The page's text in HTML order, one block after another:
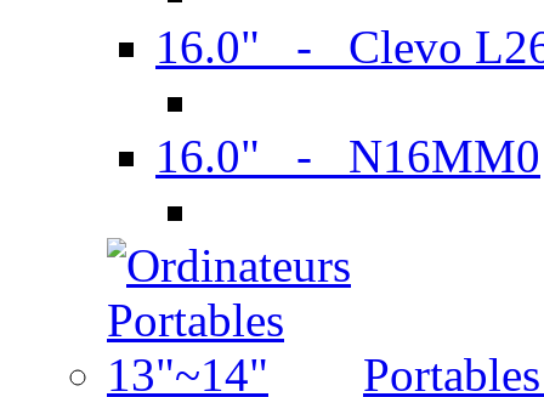
16.0" - Clevo
16.0" - N16MM0